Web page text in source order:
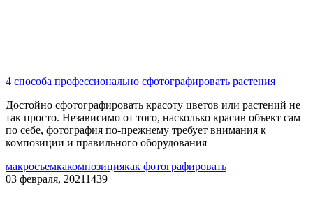
4 способа профессионально сфотографировать растения
Достойно сфотографировать красоту цветов или растений не
так просто. Независимо от того, насколько красив объект сам
по себе, фотография по-прежнему требует внимания к
композиции и правильного оборудования
макросъемкакомпозициякак фотографировать
03 февраля, 20211439